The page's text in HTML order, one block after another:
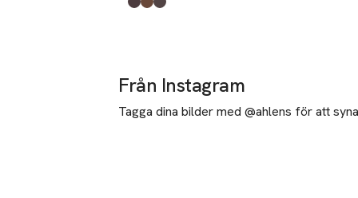
Produkten finns i färgerna:
Medium Brown
Brown,
Dark Brown
Från Instagram
Tagga dina bilder med @ahlens för att